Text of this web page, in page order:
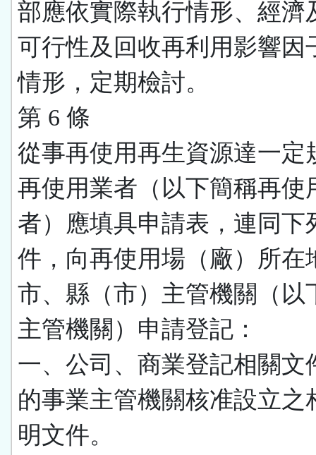
部應依實際執行情形、經濟
可行性及回收再利用影響因
情形，定期檢討。
第 6 條
從事再使用再生資源達一定
再使用業者（以下簡稱再使
者）應填具申請表，連同下
件，向再使用場（廠）所在
市、縣（市）主管機關（以
主管機關）申請登記：
一、公司、商業登記相關文
的事業主管機關核准設立之
明文件。